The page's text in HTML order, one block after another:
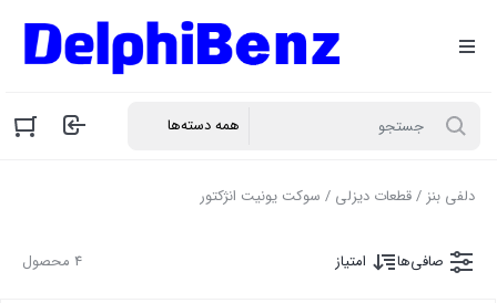
دلفی بنز /قطعات دیزلی / سوکت یونیت انژکتور
4 محصول صافی‌ها امتیاز